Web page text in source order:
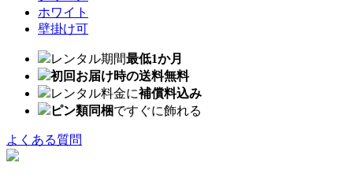
ホワイト
壁掛け可
レンタル期間最低1か月
初回お届け時の送料無料
レンタル料金に補償料込み
ピン類同梱ですぐに飾れる
よくある質問